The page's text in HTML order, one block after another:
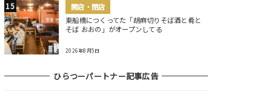
開店・閉店
東船橋につくってた「胡麻切りそば酒と肴と
そば おおの」がオープンしてる
2026年8月5日
ひらつーパートナー記事広告